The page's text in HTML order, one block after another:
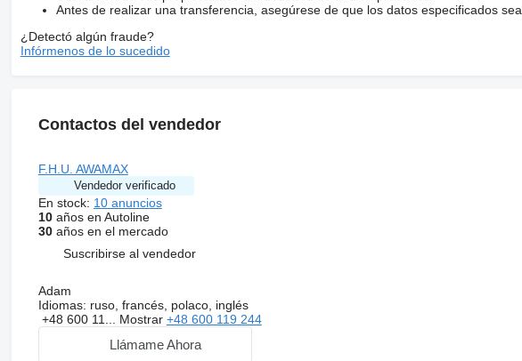
Antes de realizar una transferencia, asegúrese de que los datos especificados
¿Detectó algún fraude?
Infórmenos de lo sucedido
Contactos del vendedor
F.H.U. AWAMAX
Vendedor verificado
En stock: 10 anuncios
10años en Autoline
30años en el mercado
Suscribirse al vendedor
Adam
Idiomas: ruso, francés, polaco, inglés
+48 600 11... Mostrar +48 600 119 244
Llámame Ahora